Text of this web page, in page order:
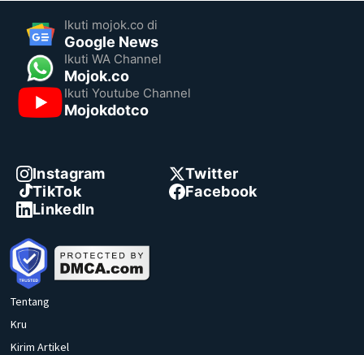
Ikuti mojok.co di
Google News
Ikuti WA Channel
Mojok.co
Ikuti Youtube Channel
Mojokdotco
Instagram
Twitter
TikTok
Facebook
LinkedIn
Tentang
Kru
Kirim Artikel